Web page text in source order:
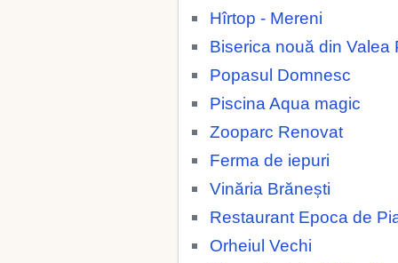
Hîrtop - Mereni
Biserica nouă din Valea
Popasul Domnesc
Piscina Aqua magic
Zooparc Renovat
Ferma de iepuri
Vinăria Brănești
Restaurant Epoca de
Orheiul Vechi